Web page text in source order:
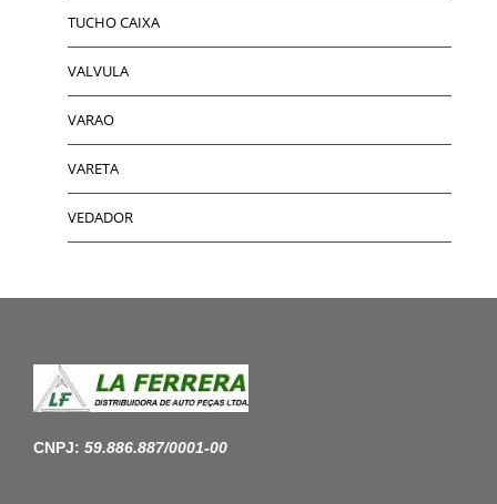
TUCHO CAIXA
VALVULA
VARAO
VARETA
VEDADOR
CNPJ: 59.886.887/0001-00